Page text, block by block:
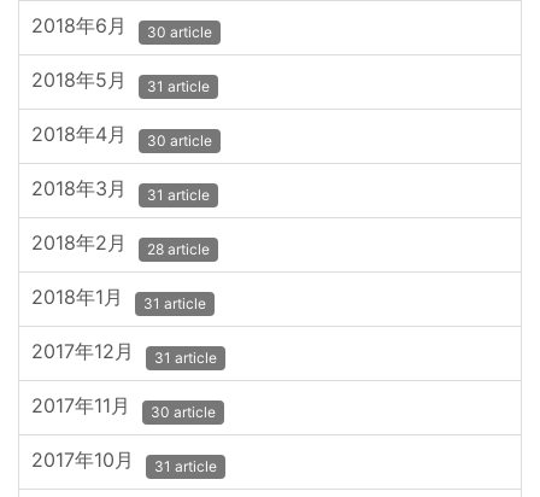
2018年6月 30 article
2018年5月 31 article
2018年4月 30 article
2018年3月 31 article
2018年2月 28 article
2018年1月 31 article
2017年12月 31 article
2017年11月 30 article
2017年10月 31 article